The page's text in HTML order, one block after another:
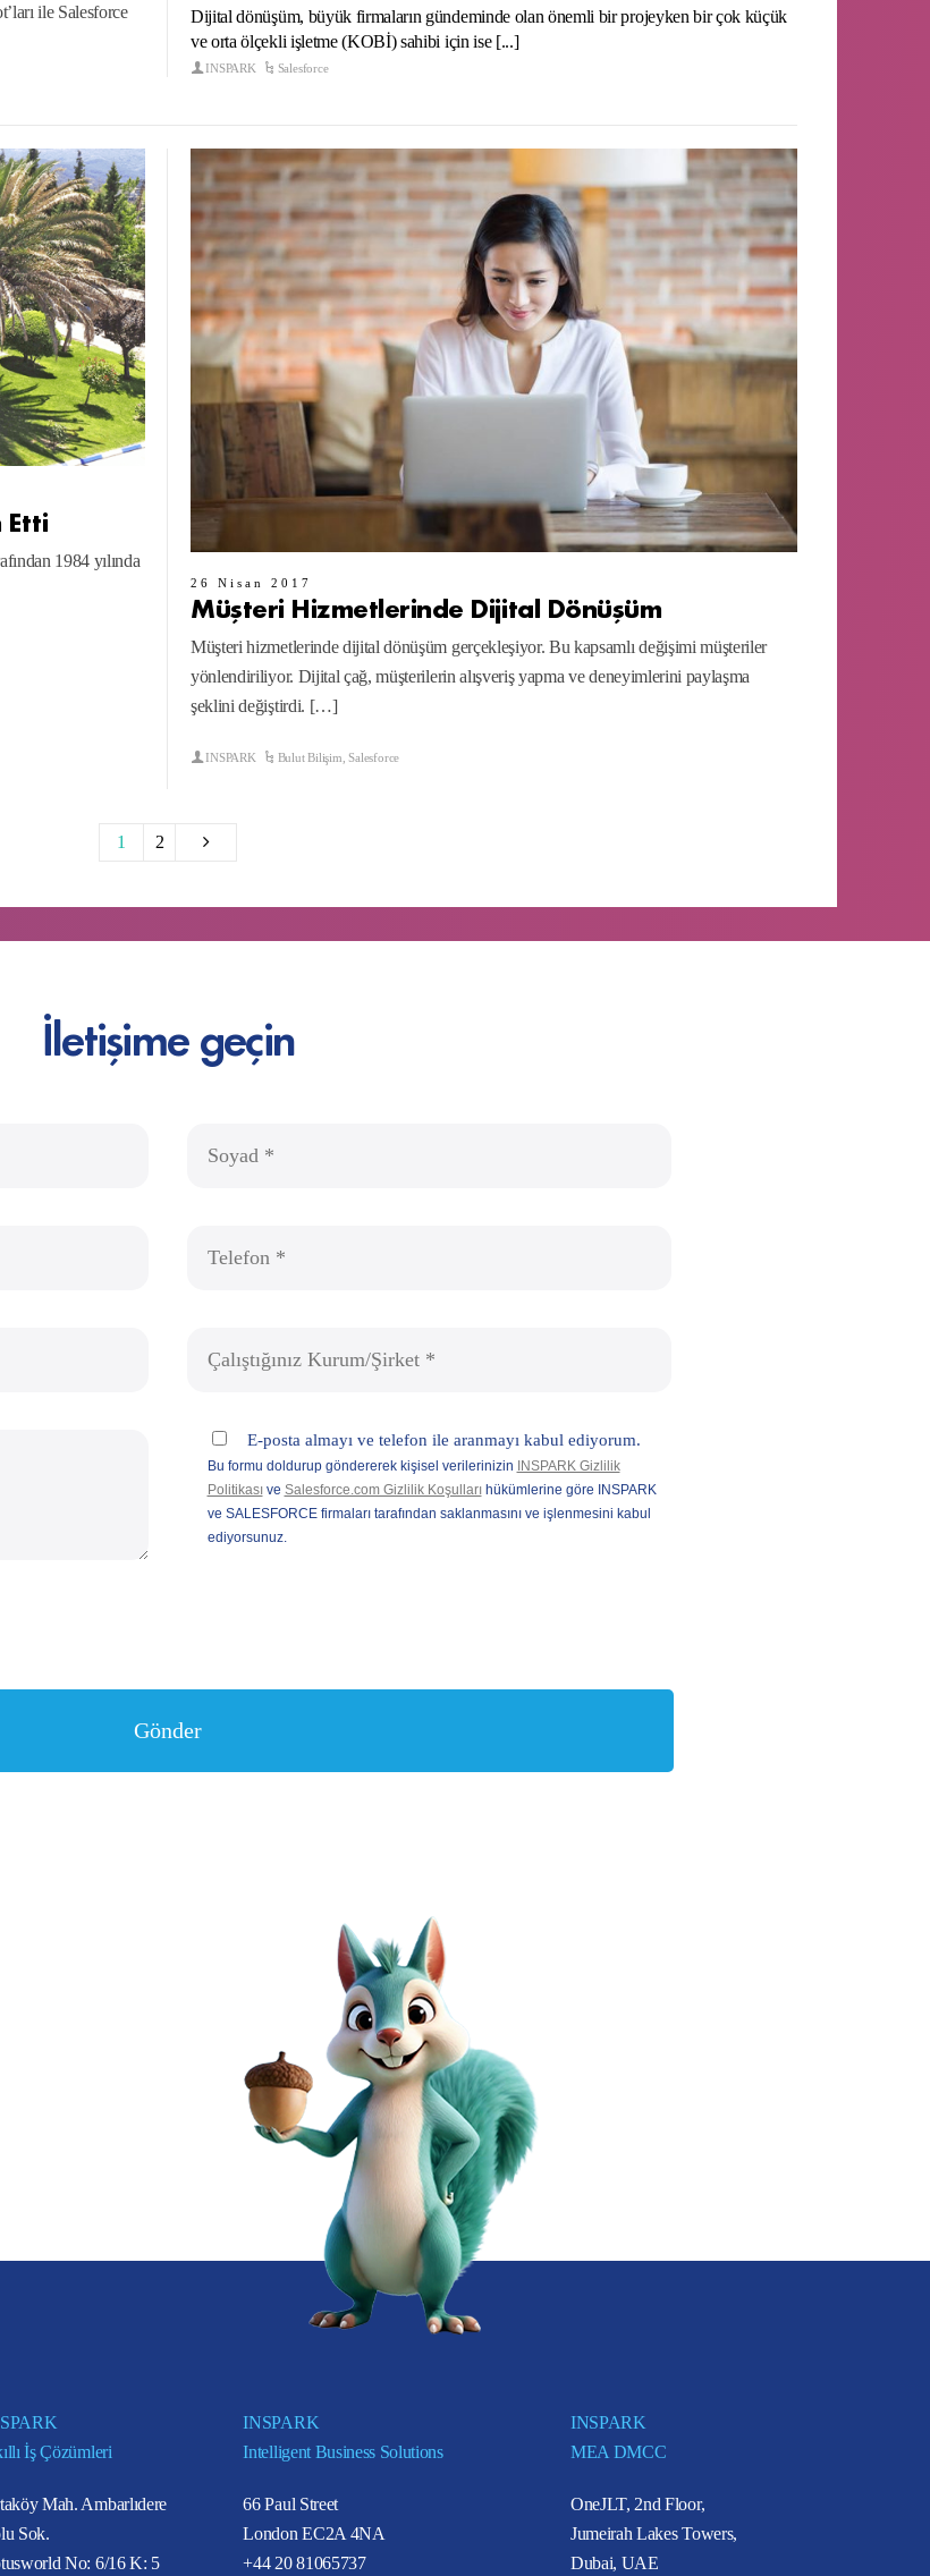
ile Salesforce
Dijital dönüşüm, büyük firmaların gündeminde olan önemli bir projeyken bir çok küçük
ve orta ölçekli işletme (KOBİ) sahibi için ise [...]
INSPARK Salesforce
Etti
1984 yılında
26 Nisan 2017
Müşteri Hizmetlerinde Dijital Dönüşüm
Müşteri hizmetlerinde dijital dönüşüm gerçekleşiyor. Bu kapsamlı değişimi müşteriler
yönlendiriliyor. Dijital çağ, müşterilerin alışveriş yapma ve deneyimlerini paylaşma
şeklini değiştirdi. […]
INSPARK Bulut Bilişim,Salesforce
1 2
İletişime geçin
İş Çözümleri
Mah. Ambarlıdere
Sok.
No: 6/16 K: 5
INSPARK
Intelligent Business Solutions
66 Paul Street
London EC2A 4NA
+44 20 81065737
INSPARK
MEA DMCC
OneJLT, 2nd Floor,
Jumeirah Lakes Towers,
Dubai, UAE